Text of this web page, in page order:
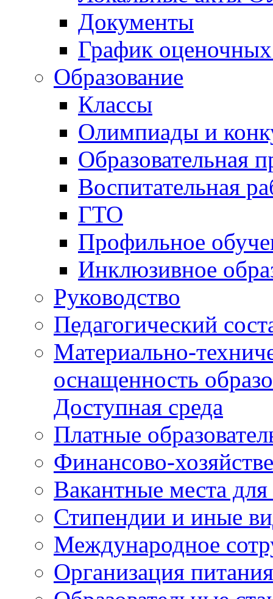
Классы
Олимпиады и
Образовательная
Воспитательная
ГТО
Профильное
Инклюзивное
Руководство
Педагогический
Материально-
оснащенность
Доступная среда
Платные
Финансово-
Вакантные места
Стипендии и иные
Международное
Организация
Образовательные
Аттестация
Государственная
Федеральные